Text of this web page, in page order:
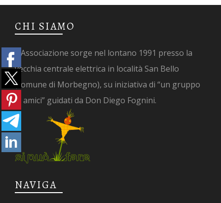
CHI SIAMO
L’Associazione sorge nel lontano 1991 presso la
vecchia centrale elettrica in località San Bello
(comune di Morbegno), su iniziativa di “un gruppo
di amici” guidati da Don Diego Fognini.
NAVIGA